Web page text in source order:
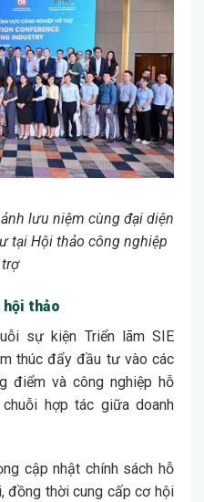
lưu niệm cùng đại diện
tại Hội thảo công nghiệp
hội thảo
sự kiện Triển lãm SIE
thúc đẩy đầu tư vào các
điểm và công nghiệp hỗ
hợp tác giữa doanh
cập nhật chính sách hỗ
đồng thời cung cấp cơ hội